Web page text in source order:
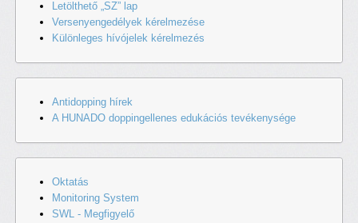
Letölthető „SZ” lap
Versenyengedélyek kérelmezése
Különleges hívójelek kérelmezés
Antidopping hírek
A HUNADO doppingellenes edukációs tevékenysége
Oktatás
Monitoring System
SWL - Megfigyelő